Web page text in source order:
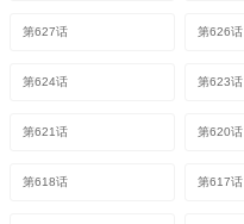
第627话 第626话
第624话 第623话
第621话 第620话
第618话 第617话